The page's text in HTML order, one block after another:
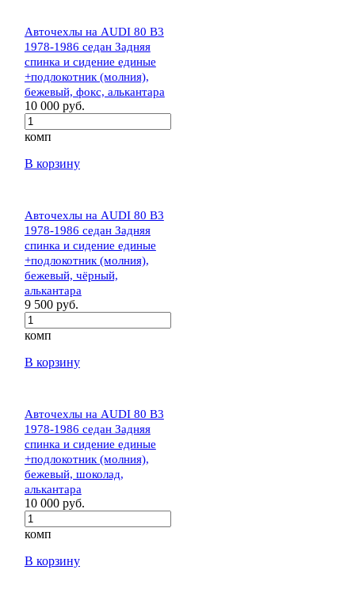
Авточехлы на AUDI 80 В3
1978-1986 седан Задняя
спинка и сидение единые
+подлокотник (молния),
бежевый, фокс, алькантара
10 000 руб.
комп
В корзину
Авточехлы на AUDI 80 В3
1978-1986 седан Задняя
спинка и сидение единые
+подлокотник (молния),
бежевый, чёрный,
алькантара
9 500 руб.
комп
В корзину
Авточехлы на AUDI 80 В3
1978-1986 седан Задняя
спинка и сидение единые
+подлокотник (молния),
бежевый, шоколад,
алькантара
10 000 руб.
комп
В корзину